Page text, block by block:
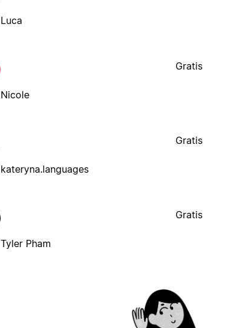
Luca
Nicole
Gratis
kateryna.languages
Gratis
Tyler Pham
Gratis